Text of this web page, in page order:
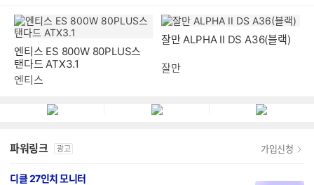
엔티스 ES 800W 80PLUS스
탠다드 ATX3.1
엔티스
잘만 ALPHA II DS A36(블랙)
디클 27인치 모니터